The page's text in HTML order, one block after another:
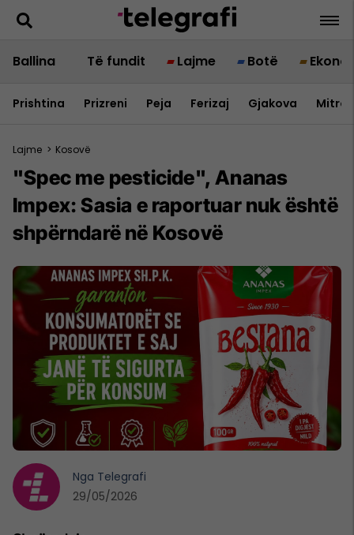
Ballina Të fundit Lajme Botë
Prishtina Prizreni Peja Ferizaj Gjakova
Lajme > Kosovë
"Spec me pesticide", Ananas
Impex: Sasia e raportuar nuk është
shpërndarë në Kosovë
Nga Telegrafi
29/05/2026